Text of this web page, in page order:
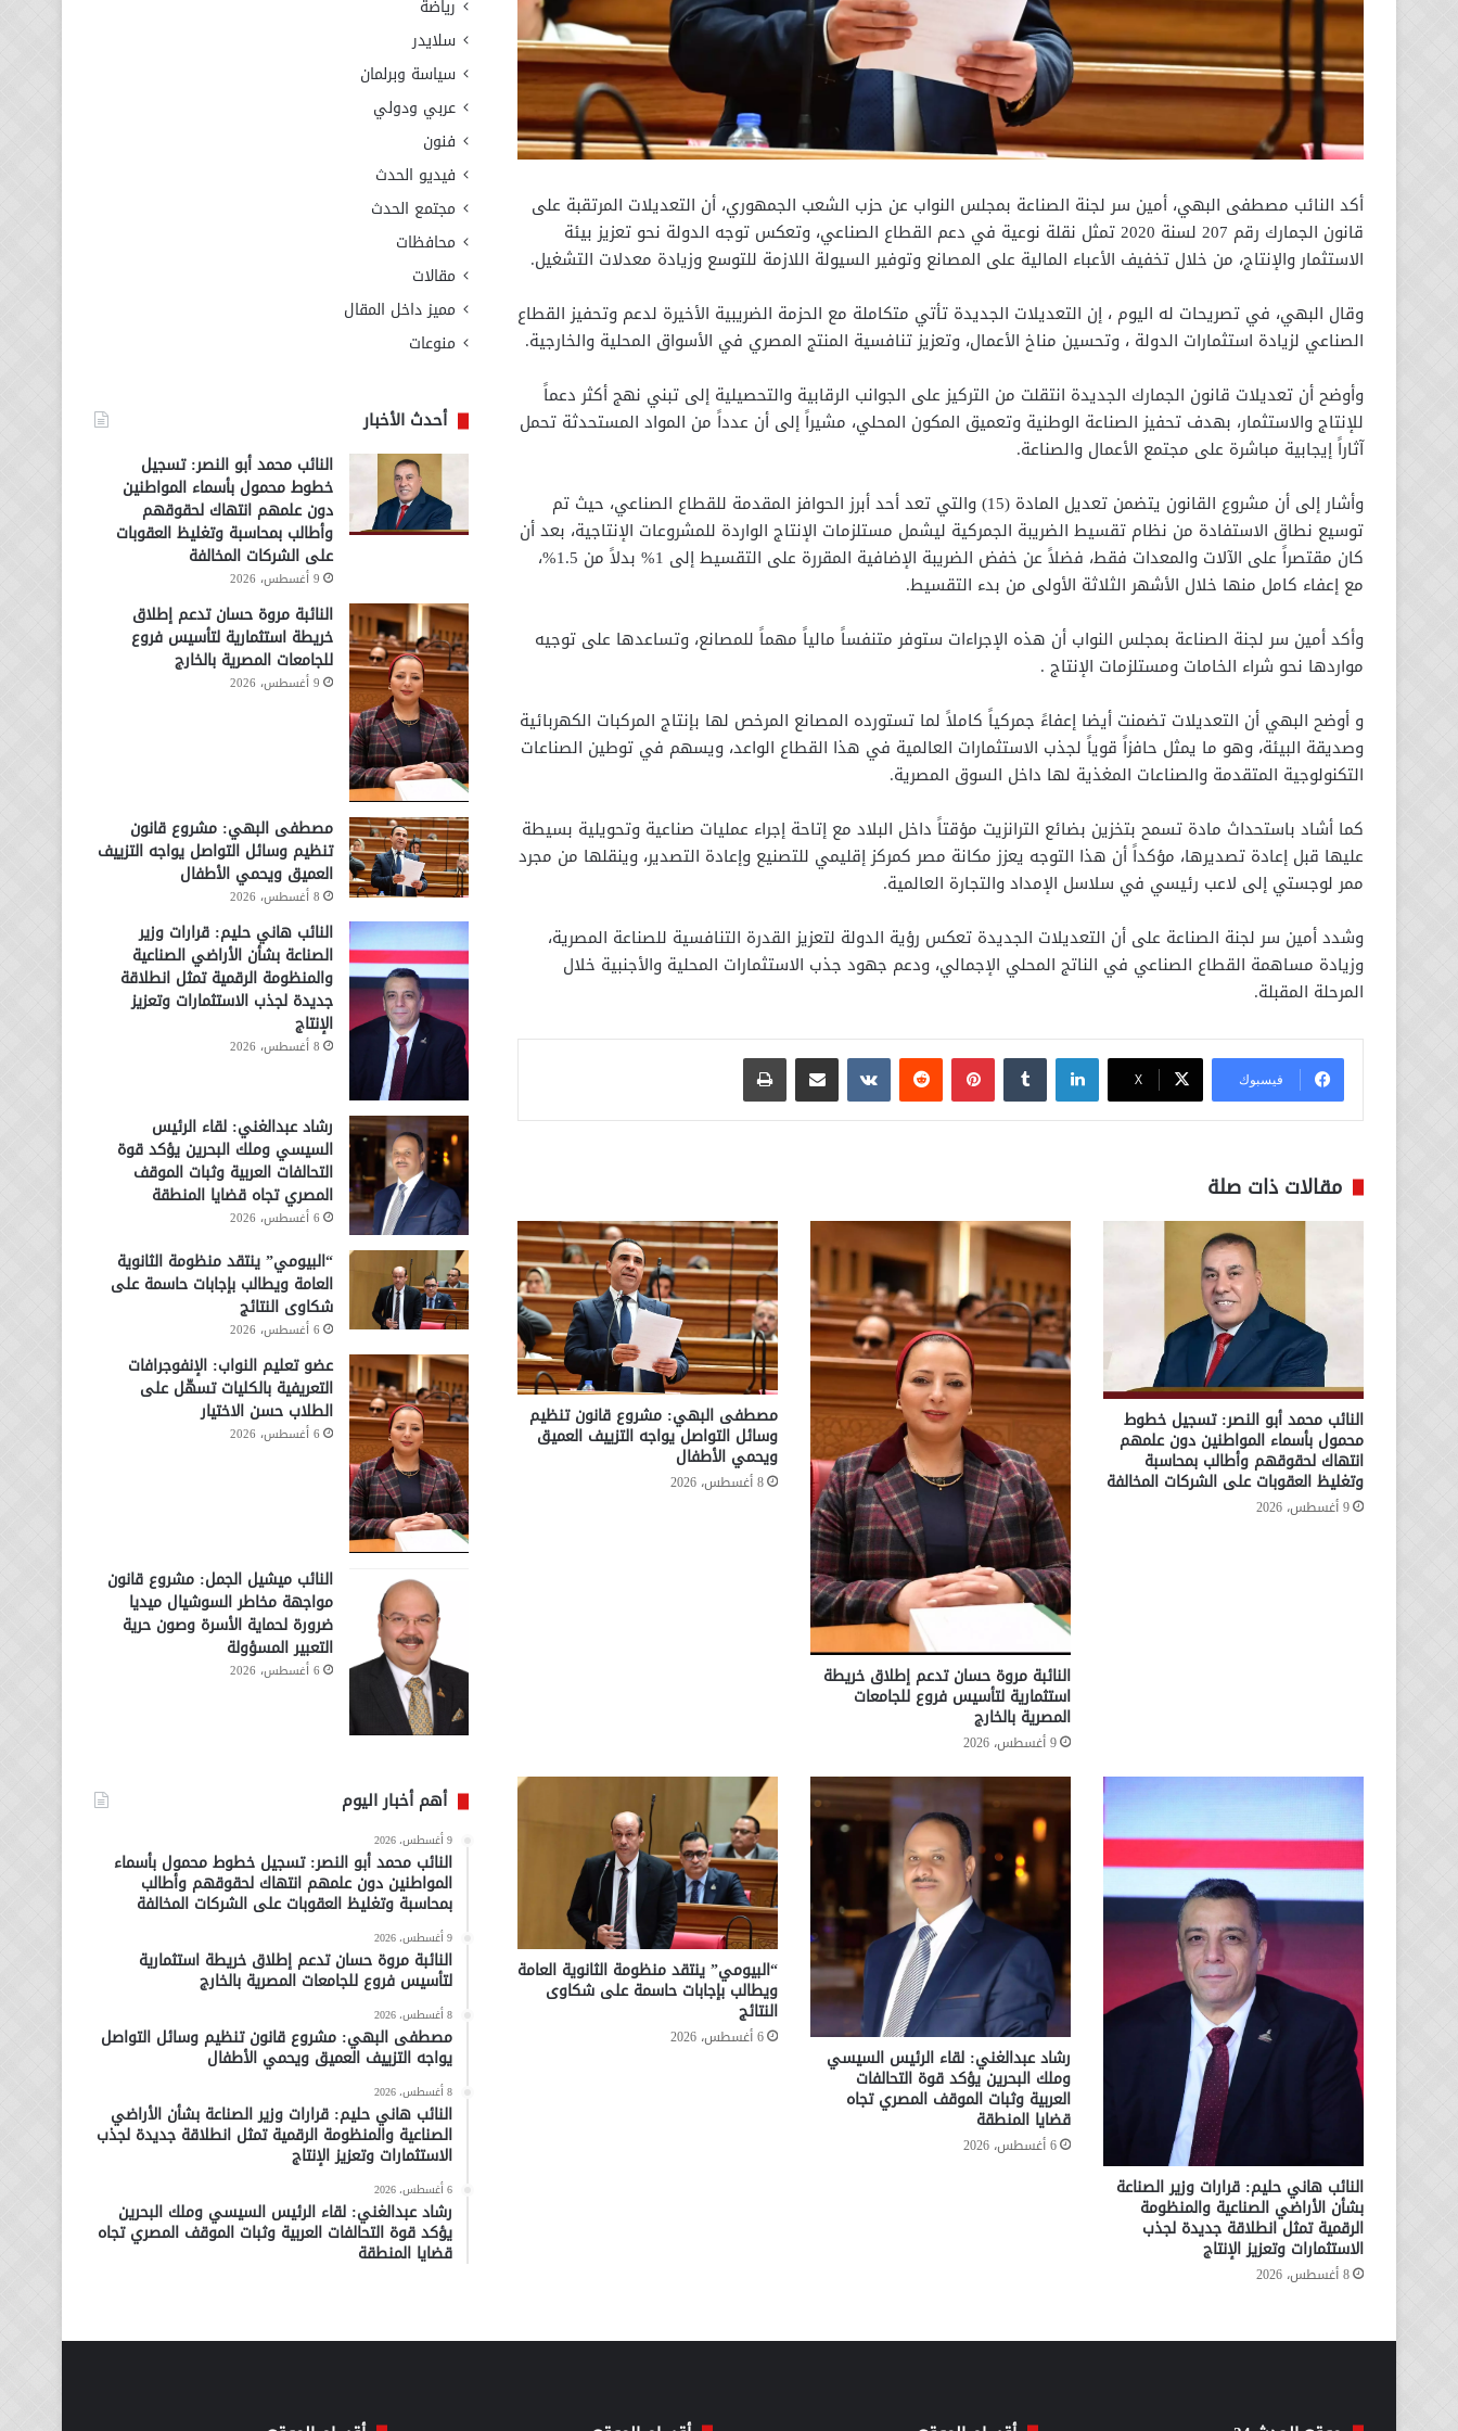
أكد النائب مصطفى البهي، أمين سر لجنة الصناعة بمجلس النواب عن حزب الشعب الجمهوري، أن التعديلات المرتقبة على
قانون الجمارك رقم 207 لسنة 2020 تمثل نقلة نوعية في دعم القطاع الصناعي، وتعكس توجه الدولة نحو تعزيز بيئة
الاستثمار والإنتاج، من خلال تخفيف الأعباء المالية على المصانع وتوفير السيولة اللازمة للتوسع وزيادة معدلات التشغيل.
وقال البهي، في تصريحات له اليوم ، إن التعديلات الجديدة تأتي متكاملة مع الحزمة الضريبية الأخيرة لدعم وتحفيز القطاع
الصناعي لزيادة استثمارات الدولة ، وتحسين مناخ الأعمال، وتعزيز تنافسية المنتج المصري في الأسواق المحلية والخارجية.
وأوضح أن تعديلات قانون الجمارك الجديدة انتقلت من التركيز على الجوانب الرقابية والتحصيلية إلى تبني نهج أكثر دعماً
للإنتاج والاستثمار، بهدف تحفيز الصناعة الوطنية وتعميق المكون المحلي، مشيراً إلى أن عدداً من المواد المستحدثة تحمل
آثاراً إيجابية مباشرة على مجتمع الأعمال والصناعة.
وأشار إلى أن مشروع القانون يتضمن تعديل المادة (15) والتي تعد أحد أبرز الحوافز المقدمة للقطاع الصناعي، حيث تم
توسيع نطاق الاستفادة من نظام تقسيط الضريبة الجمركية ليشمل مستلزمات الإنتاج الواردة للمشروعات الإنتاجية، بعد أن
كان مقتصراً على الآلات والمعدات فقط، فضلاً عن خفض الضريبة الإضافية المقررة على التقسيط إلى 1% بدلاً من 1.5%،
مع إعفاء كامل منها خلال الأشهر الثلاثة الأولى من بدء التقسيط.
وأكد أمين سر لجنة الصناعة بمجلس النواب أن هذه الإجراءات ستوفر متنفساً مالياً مهماً للمصانع، وتساعدها على توجيه
مواردها نحو شراء الخامات ومستلزمات الإنتاج .
و أوضح البهي أن التعديلات تضمنت أيضا إعفاءً جمركياً كاملاً لما تستورده المصانع المرخص لها بإنتاج المركبات الكهربائية
وصديقة البيئة، وهو ما يمثل حافزاً قوياً لجذب الاستثمارات العالمية في هذا القطاع الواعد، ويسهم في توطين الصناعات
التكنولوجية المتقدمة والصناعات المغذية لها داخل السوق المصرية.
كما أشاد باستحداث مادة تسمح بتخزين بضائع الترانزيت مؤقتاً داخل البلاد مع إتاحة إجراء عمليات صناعية وتحويلية بسيطة
عليها قبل إعادة تصديرها، مؤكداً أن هذا التوجه يعزز مكانة مصر كمركز إقليمي للتصنيع وإعادة التصدير، وينقلها من مجرد
ممر لوجستي إلى لاعب رئيسي في سلاسل الإمداد والتجارة العالمية.
وشدد أمين سر لجنة الصناعة على أن التعديلات الجديدة تعكس رؤية الدولة لتعزيز القدرة التنافسية للصناعة المصرية،
وزيادة مساهمة القطاع الصناعي في الناتج المحلي الإجمالي، ودعم جهود جذب الاستثمارات المحلية والأجنبية خلال
المرحلة المقبلة.
فيسبوك ‫X
لينكدإن بينتيريست مشاركة عبر البريد طباعة
مقالات ذات صلة
النائب محمد أبو النصر: تسجيل خطوط
محمول بأسماء المواطنين دون علمهم
انتهاك لحقوقهم وأطالب بمحاسبة
وتغليظ العقوبات على الشركات المخالفة
9 أغسطس، 2026
النائبة مروة حسان تدعم إطلاق خريطة
استثمارية لتأسيس فروع للجامعات
المصرية بالخارج
9 أغسطس، 2026
مصطفى البهي: مشروع قانون تنظيم
وسائل التواصل يواجه التزييف العميق
ويحمي الأطفال
8 أغسطس، 2026
النائب هاني حليم: قرارات وزير الصناعة
بشأن الأراضي الصناعية والمنظومة
الرقمية تمثل انطلاقة جديدة لجذب
الاستثمارات وتعزيز الإنتاج
8 أغسطس، 2026
رشاد عبدالغني: لقاء الرئيس السيسي
وملك البحرين يؤكد قوة التحالفات
العربية وثبات الموقف المصري تجاه
قضايا المنطقة
6 أغسطس، 2026
“البيومي” ينتقد منظومة الثانوية العامة
ويطالب بإجابات حاسمة على شكاوى
النتائج
6 أغسطس، 2026
رياضة
سلايدر
سياسة وبرلمان
عربي ودولي
فنون
فيديو الحدث
مجتمع الحدث
محافظات
مقالات
مميز داخل المقال
منوعات
أحدث الأخبار
النائب محمد أبو النصر: تسجيل
خطوط محمول بأسماء المواطنين
دون علمهم انتهاك لحقوقهم
وأطالب بمحاسبة وتغليظ العقوبات
على الشركات المخالفة
9 أغسطس، 2026
النائبة مروة حسان تدعم إطلاق
خريطة استثمارية لتأسيس فروع
للجامعات المصرية بالخارج
9 أغسطس، 2026
مصطفى البهي: مشروع قانون
تنظيم وسائل التواصل يواجه التزييف
العميق ويحمي الأطفال
8 أغسطس، 2026
النائب هاني حليم: قرارات وزير
الصناعة بشأن الأراضي الصناعية
والمنظومة الرقمية تمثل انطلاقة
جديدة لجذب الاستثمارات وتعزيز
الإنتاج
8 أغسطس، 2026
رشاد عبدالغني: لقاء الرئيس
السيسي وملك البحرين يؤكد قوة
التحالفات العربية وثبات الموقف
المصري تجاه قضايا المنطقة
6 أغسطس، 2026
“البيومي” ينتقد منظومة الثانوية
العامة ويطالب بإجابات حاسمة على
شكاوى النتائج
6 أغسطس، 2026
عضو تعليم النواب: الإنفوجرافات
التعريفية بالكليات تسهّل على
الطلاب حسن الاختيار
6 أغسطس، 2026
النائب ميشيل الجمل: مشروع قانون
مواجهة مخاطر السوشيال ميديا
ضرورة لحماية الأسرة وصون حرية
التعبير المسؤولة
6 أغسطس، 2026
أهم أخبار اليوم
9 أغسطس، 2026
النائب محمد أبو النصر: تسجيل خطوط محمول بأسماء
المواطنين دون علمهم انتهاك لحقوقهم وأطالب
بمحاسبة وتغليظ العقوبات على الشركات المخالفة
9 أغسطس، 2026
النائبة مروة حسان تدعم إطلاق خريطة استثمارية
لتأسيس فروع للجامعات المصرية بالخارج
8 أغسطس، 2026
مصطفى البهي: مشروع قانون تنظيم وسائل التواصل
يواجه التزييف العميق ويحمي الأطفال
8 أغسطس، 2026
النائب هاني حليم: قرارات وزير الصناعة بشأن الأراضي
الصناعية والمنظومة الرقمية تمثل انطلاقة جديدة لجذب
الاستثمارات وتعزيز الإنتاج
6 أغسطس، 2026
رشاد عبدالغني: لقاء الرئيس السيسي وملك البحرين
يؤكد قوة التحالفات العربية وثبات الموقف المصري تجاه
قضايا المنطقة